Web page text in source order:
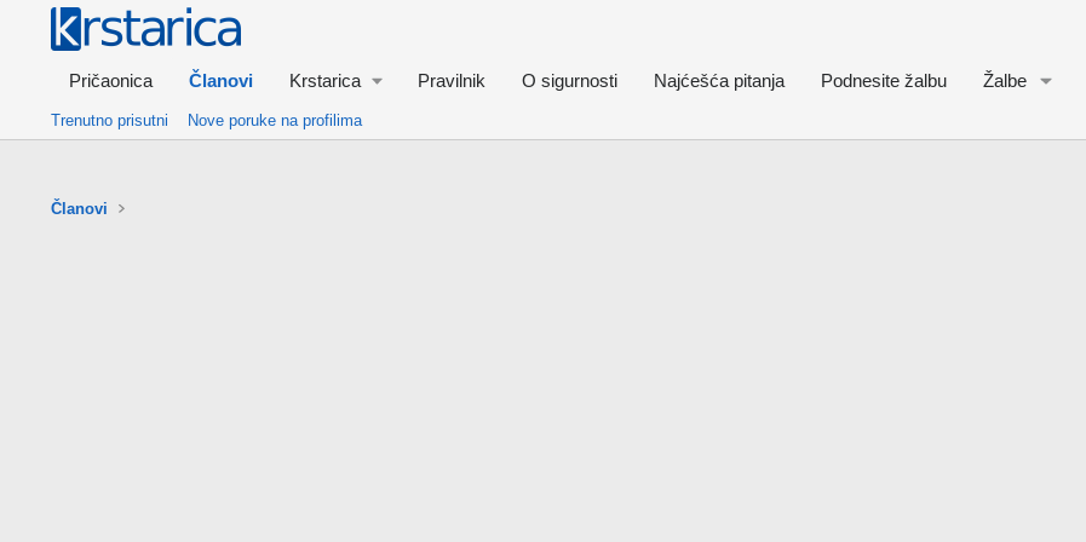
Pričaonica Članovi Krstarica Pravilnik O sigurnosti Najćešća pitanja Podnesite žalbu Žalbe
Trenutno prisutni Nove poruke na profilima
Članovi